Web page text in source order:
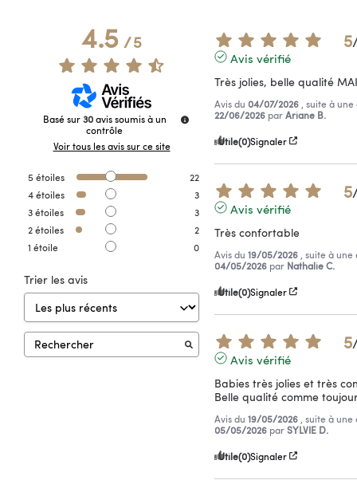
4.5/5
Basé sur30 avis soumis à un
contrôle
Voir tous les avis sur ce site
5 étoiles
22
4étoiles
3
3étoiles
3
2étoiles
2
1 étoile 0
Trier les avis
5
Avis vérifié
Très jolies, belle qualité
Avis du 04/07/2026 , suite à
22/06/2026 parAriane B.
Utile(0)Signaler
5
Avis vérifié
Très confortable
Avis du 19/05/2026 , suite à
04/05/2026 par Nathalie C.
Utile(0)Signaler
5
Avis vérifié
Babies très jolies et très
Belle qualité comme
Avis du 19/05/2026 , suite à
05/05/2026 parSYLVIE D.
Utile(0)Signaler